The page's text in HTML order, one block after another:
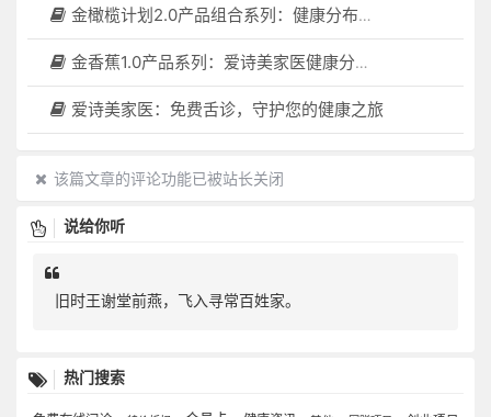
金橄榄计划2.0产品组合系列：健康分布机（健康一体机）+慢病管理系统，可落地在健康小屋，社区服务中心等等
金香蕉1.0产品系列：爱诗美家医健康分布机，健康一体机，社区服务中心，药店，健康小屋都需要
爱诗美家医：免费舌诊，守护您的健康之旅
该篇文章的评论功能已被站长关闭
说给你听
旧时王谢堂前燕，飞入寻常百姓家。
热门搜索